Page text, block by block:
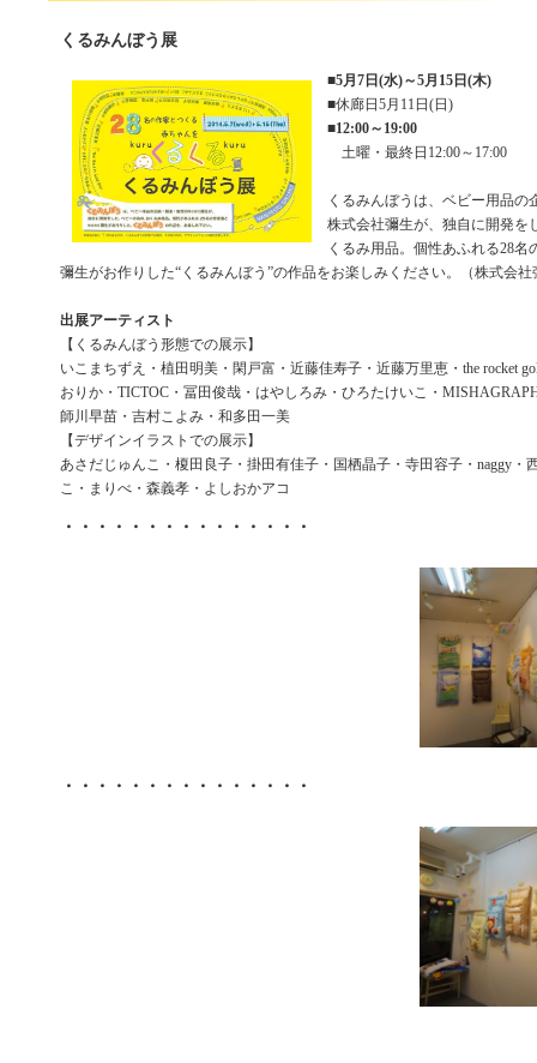
くるみんぼう展
■5月7日(水)～5月15日(木)
■休廊日5月11日(日)
■12:00～19:00
土曜・最終日12:00～17:00
くるみんぼうは、ベビー用品の
株式会社彌生が、独自に開発を
くるみ用品。個性あふれる28名
彌生がお作りした“くるみんぼう”の作品をお楽しみください。（株式会社
出展アーティスト
【くるみんぼう形態での展示】
いこまちずえ・植田明美・閑戸富・近藤佳寿子・近藤万里恵・the rocket
おりか・TICTOC・冨田俊哉・はやしろみ・ひろたけいこ・
師川早苗・吉村こよみ・和多田一美
【デザインイラストでの展示】
あさだじゅんこ・榎田良子・掛田有佳子・国栖晶子・寺田容子・naggy・
こ・まりべ・森義孝・よしおかアコ
・・・・・・・・・・・・・・・
・・・・・・・・・・・・・・・